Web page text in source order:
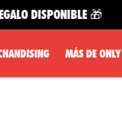
🎁
MÁS DE ONLY